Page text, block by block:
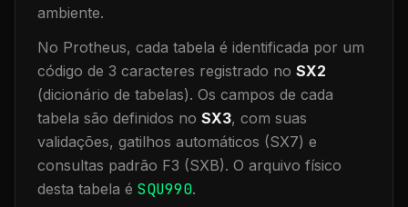
ambiente.
No Protheus, cada tabela é identificada por um
código de 3 caracteres registrado no SX2
(dicionário de tabelas). Os campos de cada
tabela são definidos no SX3, com suas
validações, gatilhos automáticos (SX7) e
consultas padrão F3 (SXB). O arquivo físico
desta tabela é SQU990.